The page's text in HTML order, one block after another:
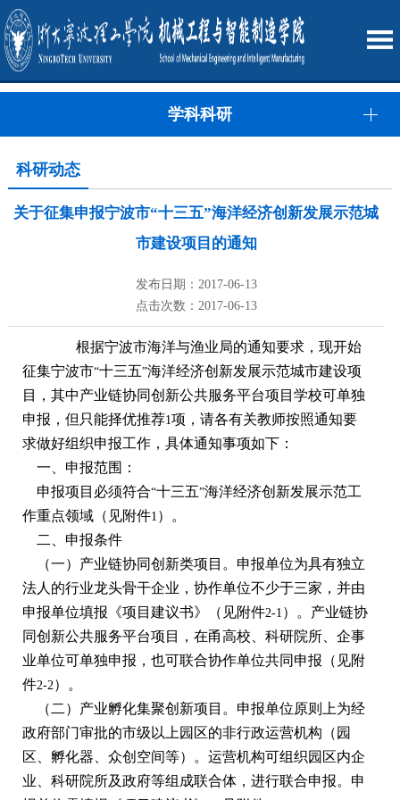
学科科研
科研动态
关于征集申报宁波市“十三五”海洋经济创新发展示范城
市建设项目的通知
发布日期：2017-06-13
点击次数：2017-06-13
根据宁波市海洋与渔业局的通知要求，现开始
征集宁波市“十三五”海洋经济创新发展示范城市建设项
目，其中产业链协同创新公共服务平台项目学校可单独
申报，但只能择优推荐1 项，请各有关教师按照通知要
求做好组织申报工作，具体通知事项如下：
一、申报范围：
申报项目必须符合“十三五”海洋经济创新发展示范工
作重点领域（见附件1 ）。
二、申报条件
（一）产业链协同创新类项目。申报单位为具有独立
法人的行业龙头骨干企业，协作单位不少于三家，并由
申报单位填报《项目建议书》（见附件2-1 ）。产业链协
同创新公共服务平台项目，在甬高校、科研院所、企事
业单位可单独申报，也可联合协作单位共同申报（见附
件2-2 ）。
（二）产业孵化集聚创新项目。申报单位原则上为经
政府部门审批的市级以上园区的非行政运营机构（园
区、孵化器、众创空间等）。运营机构可组织园区内企
业、科研院所及政府等组成联合体，进行联合申报。申